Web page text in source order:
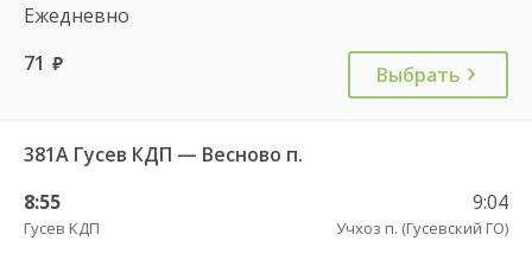
Ежедневно
71 руб. Выбрать
381А Гусев КДП — Весново п.
8:55
Гусев КДП
9:04
Учхоз п. (Гусевский ГО)